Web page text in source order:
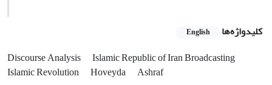
کلیدواژه‌ها English
Discourse Analysis
Islamic Republic of Iran Broadcasting
Islamic Revolution
Hoveyda
Ashraf